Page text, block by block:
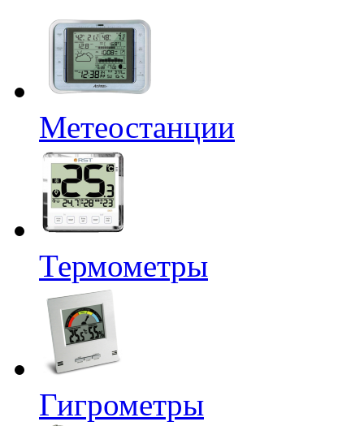
Метеостанции
Термометры
Гигрометры